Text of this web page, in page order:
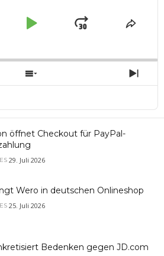
Play
Jump
Share
Show
Episodes
Next
öffnet Checkout für PayPal-
29. Juli 2026
Wero in deutschen Onlineshop
25. Juli 2026
Bedenken gegen JD.com